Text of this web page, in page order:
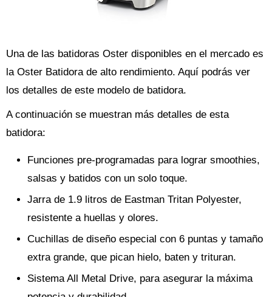
Una de las batidoras Oster disponibles en el mercado es
la Oster Batidora de alto rendimiento. Aquí podrás ver
los detalles de este modelo de batidora.
A continuación se muestran más detalles de esta
batidora:
Funciones pre-programadas para lograr smoothies,
salsas y batidos con un solo toque.
Jarra de 1.9 litros de Eastman Tritan Polyester,
resistente a huellas y olores.
Cuchillas de diseño especial con 6 puntas y tamaño
extra grande, que pican hielo, baten y trituran.
Sistema All Metal Drive, para asegurar la máxima